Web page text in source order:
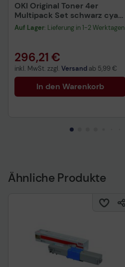
OKI Original Toner 4er
Multipack Set schwarz cyan
magenta gelb (09006260
09006261 09006262
Auf Lager: Lieferung in 1-2 Werktagen
296,21 €
inkl. MwSt. zzgl. Versand ab 5,99 €
In den Warenkorb
Ähnliche Produkte